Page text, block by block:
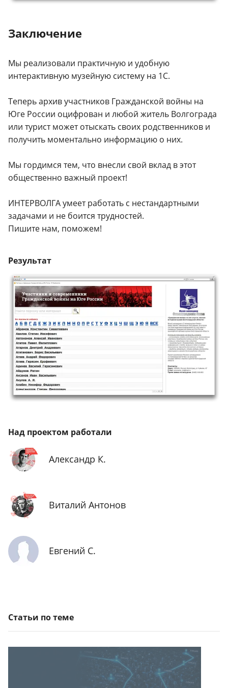
Заключение
Мы реализовали практичную и удобную
интерактивную музейную систему на 1С.
Теперь архив участников Гражданской войны на
Юге России оцифрован и любой житель Волгограда
или турист может отыскать своих родственников и
получить моментально информацию о них.
Мы гордимся тем, что внесли свой вклад в этот
общественно важный проект!
ИНТЕРВОЛГА умеет работать с нестандартными
задачами и не боится трудностей.
Пишите нам, поможем!
Результат
Над проектом работали
Александр К.
Виталий Антонов
Евгений С.
Статьи по теме